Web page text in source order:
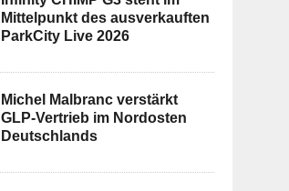
Mittelpunkt des ausverkauften
ParkCity Live 2026
Michel Malbranc verstärkt
GLP-Vertrieb im Nordosten
Deutschlands